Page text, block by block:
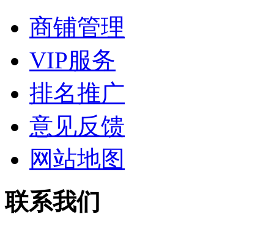
商铺管理
VIP服务
排名推广
意见反馈
网站地图
联系我们